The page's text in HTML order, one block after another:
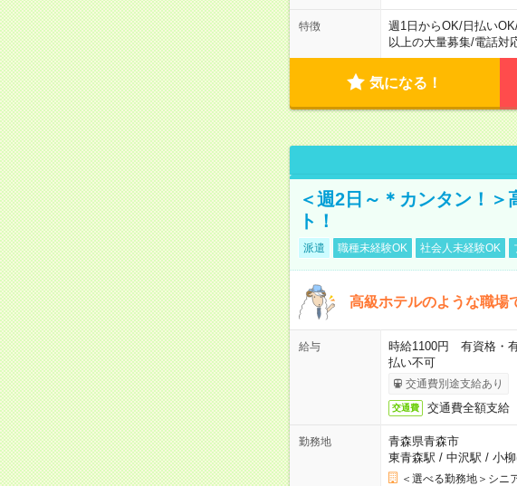
特徴 週1日からOK/日払いOK
以上の大量募集/電話対
気になる！
＜週2日～＊カンタン！
ト！
派遣 職種未経験OK 社会人未経験OK
高級ホテルのような職場
給与
時給1100円 有資格・
払い不可
交通費別途支給あり
交通費 交通費全額支
勤務地
青森県青森市
東青森駅 / 中沢駅 / 小
＜選べる勤務地＞シ